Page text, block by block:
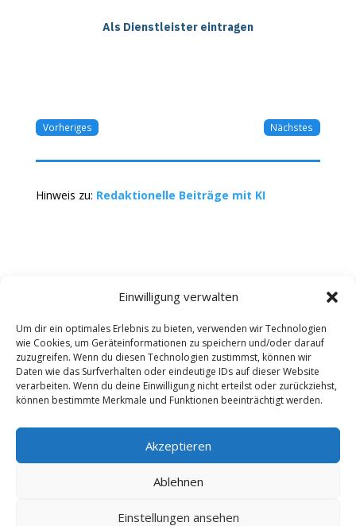
Einwilligung verwalten
Um dir ein optimales Erlebnis zu bieten, verwenden wir Technologien
wie Cookies, um Geräteinformationen zu speichern und/oder darauf
zuzugreifen. Wenn du diesen Technologien zustimmst, können wir
Daten wie das Surfverhalten oder eindeutige IDs auf dieser Website
verarbeiten. Wenn du deine Einwilligung nicht erteilst oder zurückziehst,
können bestimmte Merkmale und Funktionen beeinträchtigt werden.
Akzeptieren
Ablehnen
Einstellungen ansehen
Als Dienstleister eintragen
Vorheriges Nächstes
Hinweis zu: Redaktionelle Beiträge mit KI
Kontakt Impressum
Datenschutz
Werbung buchen
AGB
Copyright 2025-2026 | Web24 Consulting AVO UG |
Alle Rechte vorbehalten *Werbehinweis: Die ist ein
Portal mit Infos zu Dienstleistern und Fachbetrieben
sowie einem Anbieterverzeichnis. Wenn Sie bei den
Werbepartnern ein Angebot anfordern oder etwas
jeweiligen Dienstleister. Redaktionelle Einträge wurden